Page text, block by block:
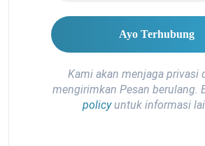
Kami akan menjaga privasi
mengirimkan Pesan berulang.
policyuntuk informasi